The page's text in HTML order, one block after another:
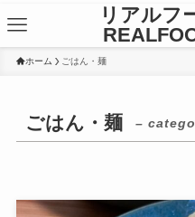
リアルフ
ホーム ごはん・麺
ごはん・麺 –